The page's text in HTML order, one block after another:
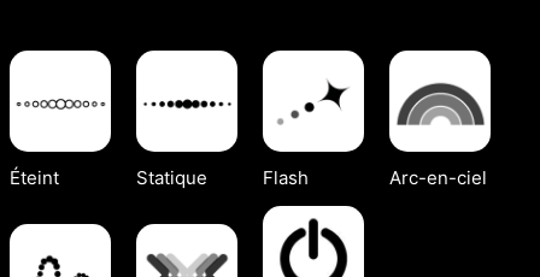
Éteint Statique Flash Arc-en-ciel